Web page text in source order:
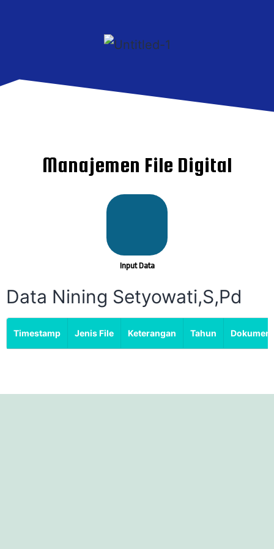
Manajemen File Digital
Input Data
Data Nining Setyowati,S,Pd
Timestamp Jenis File Keterangan Tahun